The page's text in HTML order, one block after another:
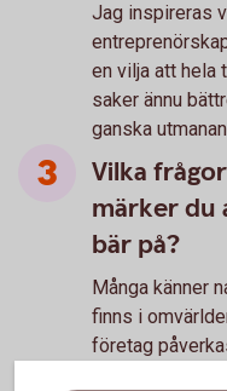
Jag inspireras
en vilja att hela
saker ännu
ganska
Vilka
märker du
bär på?
Många känner
finns i
företag